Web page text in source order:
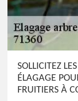
SOLLICITEZ
ÉLAGAGE
FRUITIERS À